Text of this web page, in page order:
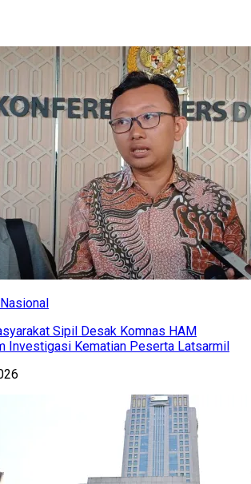
Nasional
Sipil Desak Komnas HAM
Investigasi Kematian Peserta Latsarmil